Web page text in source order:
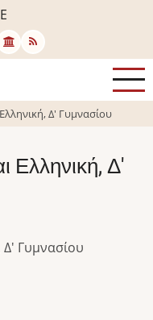
Δ' Γυμνασίου
Ελληνική, Δ'
Δ' Γυμνασίου